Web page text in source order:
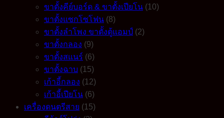
ขาตั้งคีย์บอร์ด & ขาตั้งเปียโน (10)
ขาตั้งแซกโซโฟน (8)
ขาตั้งลำโพง ขาตั้งตู้แอมป์ (2)
ขาตั้งกลอง (9)
ขาตั้งสแนร์ (6)
ขาตั้งฉาบ (15)
เก้าอี้กลอง (12)
เก้าอี้เปียโน (6)
เครื่องดนตรีสาย (15)